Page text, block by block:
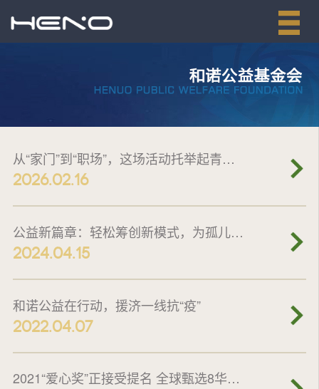
从“家门”到“职场”，这场活动托举起青年群体就业
2026.02.16
公益新篇章：轻松筹创新模式，为孤儿送去希望之光
2024.04.15
和诺公益在行动，援济一线抗“疫”
2022.04.07
2021“爱心奖”正接受提名 全球甄选8华裔慈善家奖金16万美元